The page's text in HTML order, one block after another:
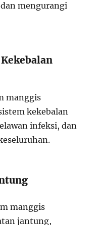
mengurangi
manggis
kekebalan
infeksi, dan
manggis
jantung,